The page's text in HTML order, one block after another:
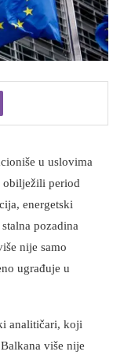
u uslovima
period
energetski
pozadina
nije samo
ugrađuje u
analitičari, koji
više nije